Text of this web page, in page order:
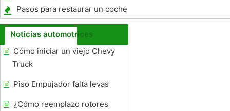
Pasos para restaurar un coche
Noticias automotrices
Cómo iniciar un viejo Chevy
Truck
Piso Empujador falta levas
¿Cómo reemplazo rotores